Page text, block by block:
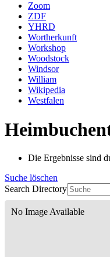
Zoom
ZDF
YHRD
Wortherkunft
Workshop
Woodstock
Windsor
William
Wikipedia
Westfalen
Die Ergebnisse sind
Suche löschen
Search Directory
No Image Available